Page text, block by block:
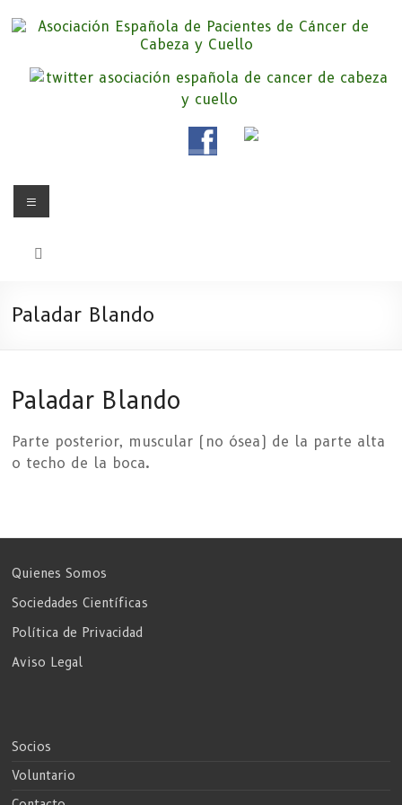
Asociación Española de
Pacientes de Cáncer de Cabeza y
Cuello
Somos la Asociación Española de Pacientes de Cáncer de Cabeza y
cuello «APC», una asociación sin animo de lucro que pretendemos
Menú
Paladar Blando
Paladar Blando
Parte posterior, muscular (no ósea) de la parte alta
o techo de la boca.
Quienes Somos
Sociedades Científicas
Política de Privacidad
Aviso Legal
Socios
Voluntario